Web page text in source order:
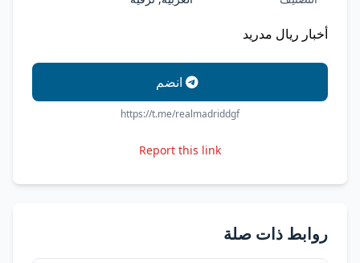
أخبار ريال مدريد
انضم
https://t.me/realmadriddgf
Report this link
روابط ذات صلة